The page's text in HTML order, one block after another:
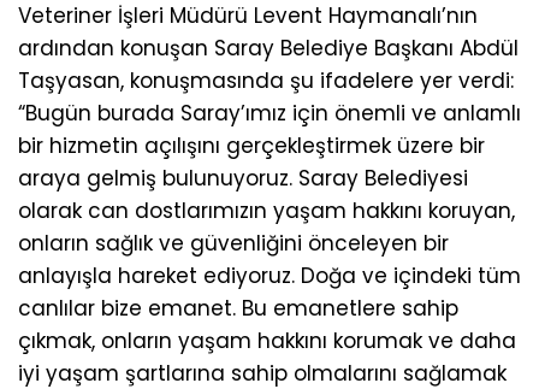
Veteriner İşleri Müdürü Levent Haymanalı’nın
ardından konuşan Saray Belediye Başkanı Abdül
Taşyasan, konuşmasında şu ifadelere yer verdi:
“Bugün burada Saray’ımız için önemli ve anlamlı
bir hizmetin açılışını gerçekleştirmek üzere bir
araya gelmiş bulunuyoruz. Saray Belediyesi
olarak can dostlarımızın yaşam hakkını koruyan,
onların sağlık ve güvenliğini önceleyen bir
anlayışla hareket ediyoruz. Doğa ve içindeki tüm
canlılar bize emanet. Bu emanetlere sahip
çıkmak, onların yaşam hakkını korumak ve daha
iyi yaşam şartlarına sahip olmalarını sağlamak